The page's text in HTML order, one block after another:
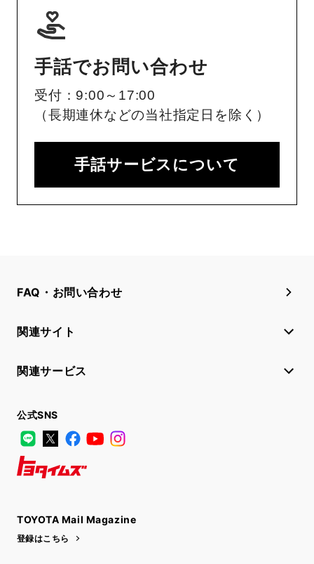
手話でお問い合わせ
受付：9:00～17:00
（長期連休などの当社指定日を除く）
手話サービスについて
FAQ・お問い合わせ
関連サイト
関連サービス
公式SNS
LINE
X FacebookYouTube
TOYOTA Mail Magazine
登録はこちら